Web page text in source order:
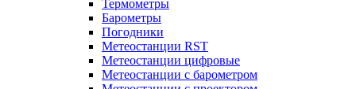
Термометры
Барометры
Погодники
Метеостанции RST
Метеостанции цифровые
Метеостанции с барометром